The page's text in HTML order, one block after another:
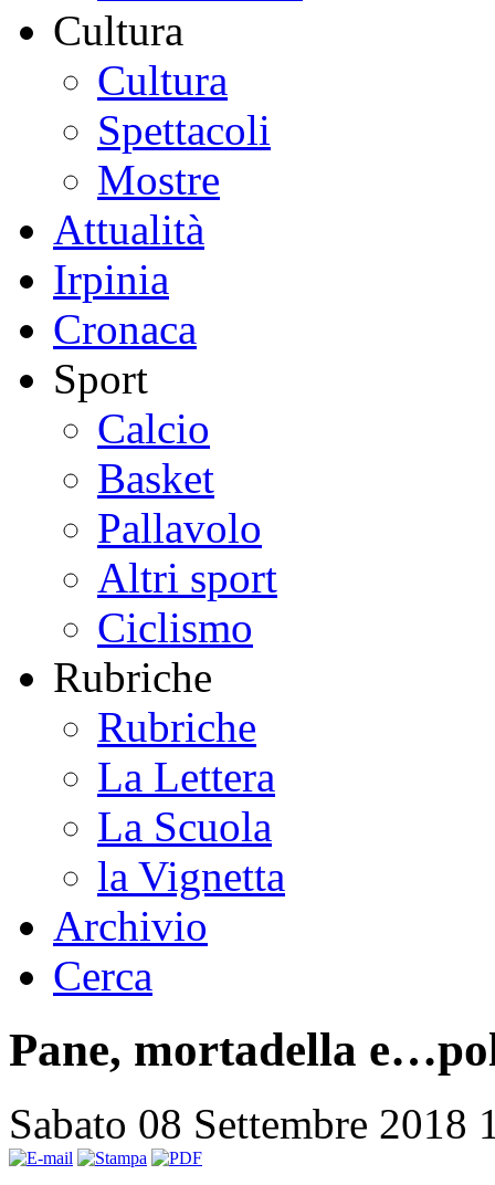
Cultura
Cultura
Spettacoli
Mostre
Attualità
Irpinia
Cronaca
Sport
Calcio
Basket
Pallavolo
Altri sport
Ciclismo
Rubriche
Rubriche
La Lettera
La Scuola
la Vignetta
Archivio
Cerca
Pane, mortadella
Sabato 08 Settembre 2018